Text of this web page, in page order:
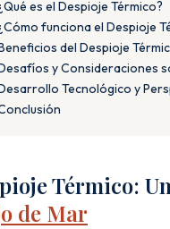
es el Despioje Térmico?
funciona el Despioje
del Despioje
y Consideraciones
Tecnológico y
Térmico:
de Mar